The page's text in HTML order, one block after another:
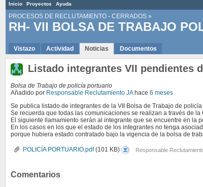
Inicio Proyectos Ayuda
PROCESOS DE RECLUTAMIENTO - CERRADOS »
RH- VII BOLSA DE TRABAJO
Vistazo Actividad Noticias Documentos
Listado integrantes VII pendientes
Bolsa de Trabajo de policía portuario
Añadido por Responsable Reclutamiento JAhace 6 meses
Se publica listado de integrantes de la VII Bolsa de Trabajo de
Se recuerda que todas las comunicaciones se realizan a través de
El siguiente llamamiento serán al integrante que se encuentre en la
En los casos en los que el estado de los integrantes no tenga
porque hubiera estado contratado bajo la vigencia de la bolsa de
POLICÍA PORTUARIO.pdf (101 KB)
POLICÍA
PORTUARIO.pdf
Responsable
Comentarios